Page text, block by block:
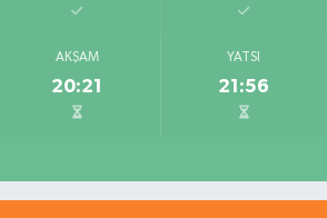
AKŞAM
20:21
YATSI
21:56